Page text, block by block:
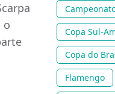
o
Copa Sul-
Copa do
Flamengo